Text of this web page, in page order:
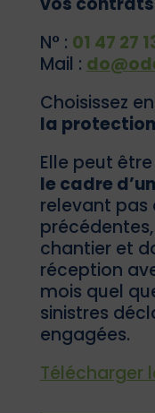
N° : 01 47 27
Mail :
Choisissez
la
Elle peut être
le cadre
relevant pas
chantier et
réception
mois quel
sinistres
engagées.
Télécharger